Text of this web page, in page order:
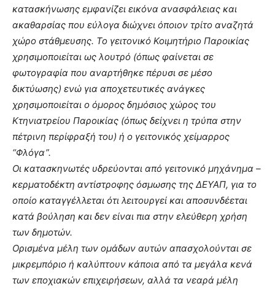
κατασκήνωσης εμφανίζει εικόνα ανασφάλειας και
ακαθαρσίας που εύλογα διώχνει όποιον τρίτο αναζητά
χώρο στάθμευσης. Το γειτονικό Κοιμητήριο Παροικίας
χρησιμοποιείται ως λουτρό (όπως φαίνεται σε
φωτογραφία που αναρτήθηκε πέρυσι σε μέσο
δικτύωσης) ενώ για αποχετευτικές ανάγκες
χρησιμοποιείται ο όμορος δημόσιος χώρος του
Κτηνιατρείου Παροικίας (όπως δείχνει η τρύπα στην
πέτρινη περίφραξή του) ή ο γειτονικός χείμαρρος
“Φλόγα”.
Οι κατασκηνωτές υδρεύονται από γειτονικό μηχάνημα –
κερματοδέκτη αντίστροφης όσμωσης της ΔΕΥΑΠ, για το
οποίο καταγγέλλεται ότι λειτουργεί και αποσυνδέεται
κατά βούληση και δεν είναι πια στην ελεύθερη χρήση
των δημοτών.
Ορισμένα μέλη των ομάδων αυτών απασχολούνται σε
μικρεμπόριο ή καλύπτουν κάποια από τα μεγάλα κενά
των εποχιακών επιχειρήσεων, αλλά τα νεαρά μέλη